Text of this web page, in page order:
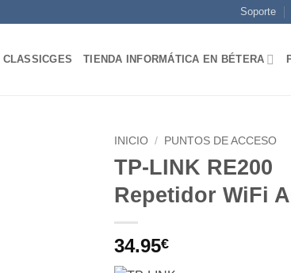
Soporte
CLASSICGES TIENDA INFORMÁTICA EN BÉTERA
INICIO / PUNTOS DE ACCESO
TP-LINK RE200
Repetidor WiFi
34.95€